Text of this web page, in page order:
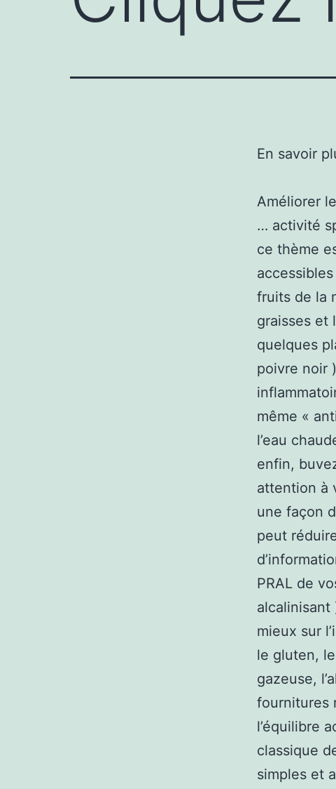
En savoir
Améliorer
… activité
ce thème
fruits de la
graisses et
quelques
poivre noir
même «
l’eau
enfin,
attention à
une façon
peut
PRAL de
mieux sur
le gluten,
gazeuse,
fournitures
l’équilibre
classique
simples et